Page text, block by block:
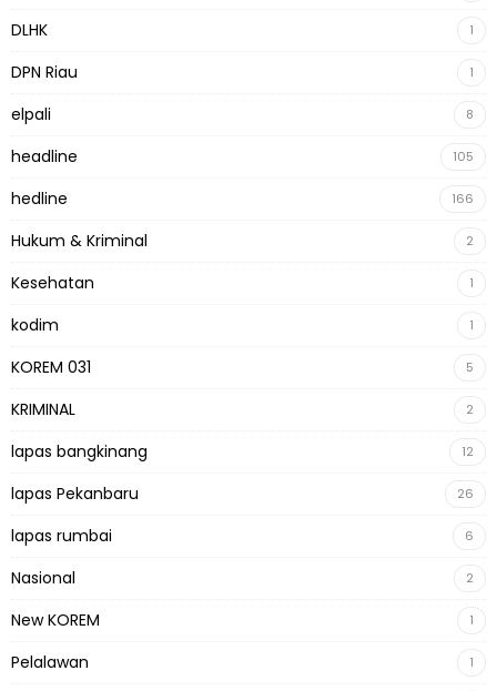
DLHK 1
DPN Riau 1
elpali 8
headline 105
hedline 166
Hukum & Kriminal 2
Kesehatan 1
kodim 1
KOREM 031 5
KRIMINAL 2
lapas bangkinang 12
lapas Pekanbaru 26
lapas rumbai 6
Nasional 2
New KOREM 1
Pelalawan 1